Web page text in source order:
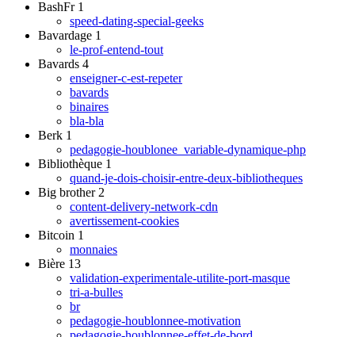
BashFr 1
speed-dating-special-geeks
Bavardage 1
le-prof-entend-tout
Bavards 4
enseigner-c-est-repeter
bavards
binaires
bla-bla
Berk 1
pedagogie-houblonee_variable-dynamique-php
Bibliothèque 1
quand-je-dois-choisir-entre-deux-bibliotheques
Big brother 2
content-delivery-network-cdn
avertissement-cookies
Bitcoin 1
monnaies
Bière 13
validation-experimentale-utilite-port-masque
tri-a-bulles
br
pedagogie-houblonnee-motivation